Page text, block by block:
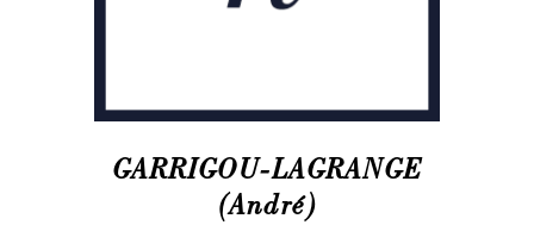
GARRIGOU-LAGRANGE
(André)